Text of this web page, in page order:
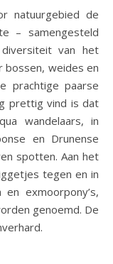
natuurgebied de
– samengesteld
van het
bossen, weides en
prachtige paarse
prettig vind is dat
wandelaars, in
en Drunense
spotten. Aan het
tegen en in
exmoorpony’s,
genoemd. De